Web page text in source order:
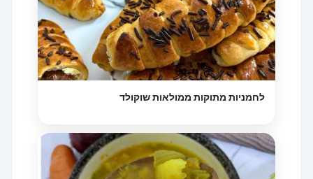
לחמניות מתוקות ממולאות שוקולד